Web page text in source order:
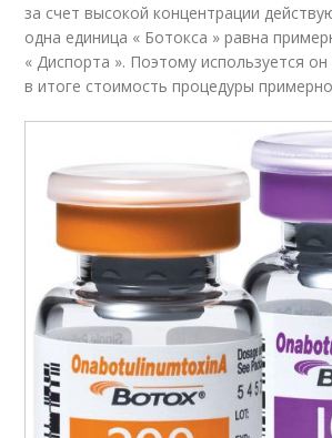
за счет высокой концентрации
одна единица « Ботокса » равна
« Диспорта ». Поэтому используется
в итоге стоимость процедуры